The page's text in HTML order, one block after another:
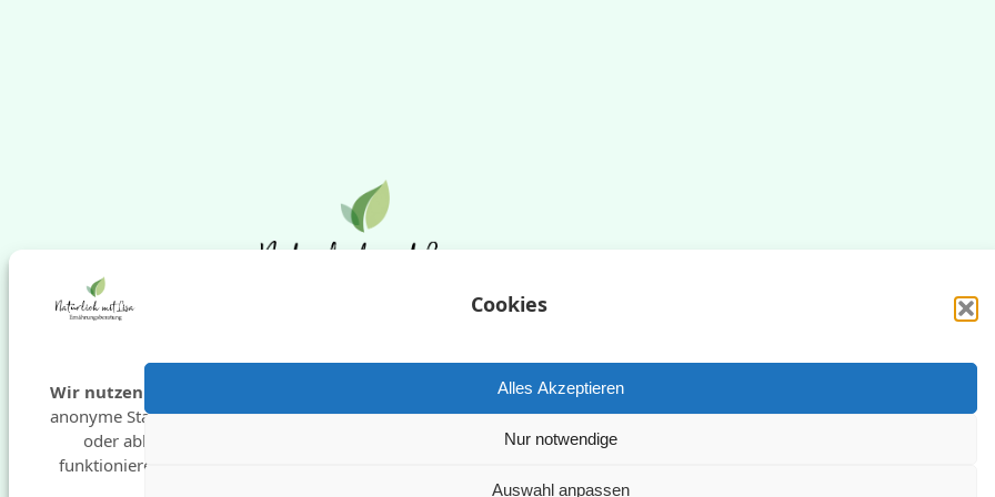
Cookies
Wir nutzen Cookies
anonyme Statistik. Du kannst zustimmen
oder ablehnen – manche Inhalte
funktionieren sonst nur eingeschränkt.
Alles Akzeptieren
Nur notwendige
Auswahl anpassen
ImpressumDatenschutzerklärung